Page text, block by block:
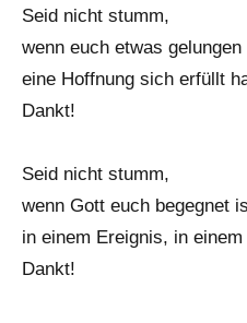
Seid nicht stumm,
wenn euch etwas gelungen
eine Hoffnung sich erfüllt
Dankt!
Seid nicht stumm,
wenn Gott euch begegnet
in einem Ereignis, in
Dankt!